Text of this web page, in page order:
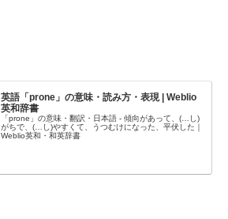
英語「prone」の意味・読み方・表現 | Weblio
英和辞書
「prone」の意味・翻訳・日本語 - 傾向があって、(…し)
がちで、(…し)やすくて、うつむけになった、平伏した｜
Weblio英和・和英辞書